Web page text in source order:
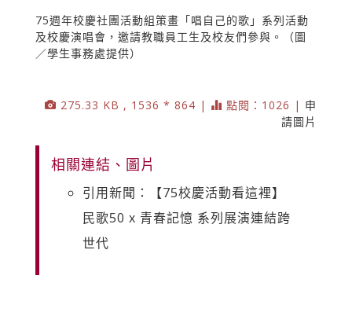
75週年校慶社團活動組策畫「唱自己的歌」系列活動
及校慶演唱會，邀請教職員工生及校友們參與。（圖
／學生事務處提供）
275.33 KB , 1536 * 864 | 點閱：1026 | 申
請圖片
相關連結、圖片
引用新聞：【75校慶活動看這裡】
民歌50 x 青春記憶 系列展演連結跨
世代